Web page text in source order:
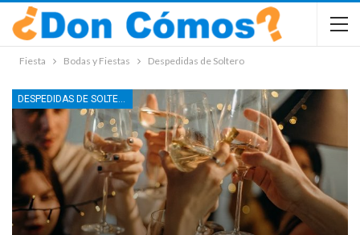
Fiesta Bodas y Fiestas Despedidas de Soltero
DESPEDIDAS DE SOLTERO